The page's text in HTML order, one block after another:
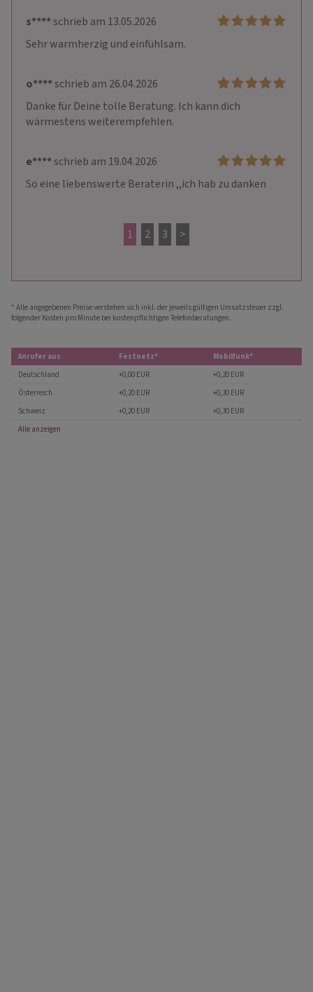
s****schrieb am 13.05.2026
Sehr warmherzig und einfühlsam.
o****schrieb am 26.04.2026
Danke für Deine tolle Beratung. Ich kann dich
wärmestens weiterempfehlen.
e****schrieb am 19.04.2026
So eine liebenswerte Beraterin ,,ich hab zu danken
1 2 3 >
* Alle angegebenen Preise verstehen sich inkl. der jeweils gültigen Umsatzsteuer zzgl.
folgender Kosten pro Minute bei kostenpflichtigen Telefonberatungen.
Anrufer aus Festnetz*
Mobilfunk*
Deutschland
+0,00 EUR
+0,20 EUR
Österreich
+0,20 EUR
+0,30 EUR
Schweiz
+0,20 EUR
+0,30 EUR
Alle anzeigen